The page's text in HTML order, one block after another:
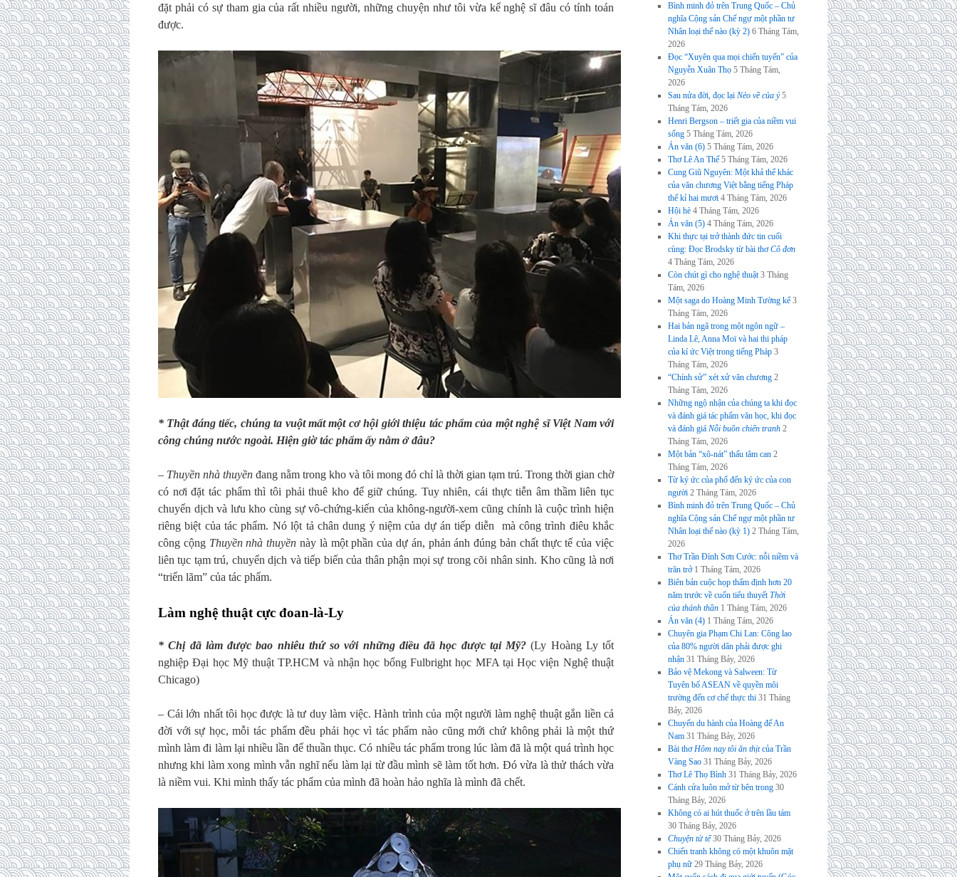
đặt phải có sự tham gia của rất nhiều người, những chuyện như tôi vừa kể nghệ sĩ đâu có tính toán
được.
* Thật đáng tiếc, chúng ta vuột mất một cơ hội giới thiệu tác phẩm của một nghệ sĩ Việt Nam với
công chúng nước ngoài. Hiện giờ tác phẩm ấy nằm ở đâu?
– Thuyền nhà thuyền đang nằm trong kho và tôi mong đó chỉ là thời gian tạm trú. Trong thời gian chờ
có nơi đặt tác phẩm thì tôi phải thuê kho để giữ chúng. Tuy nhiên, cái thực tiễn âm thầm liên tục
chuyển dịch và lưu kho cùng sự vô-chứng-kiến của không-người-xem cũng chính là cuộc trình hiện
riêng biệt của tác phẩm. Nó lột tả chân dung ý niệm của dự án tiếp diễn mà công trình điêu khắc
công cộng Thuyền nhà thuyền này là một phần của dự án, phản ánh đúng bản chất thực tế của việc
liên tục tạm trú, chuyển dịch và tiếp biến của thân phận mọi sự trong cõi nhân sinh. Kho cũng là nơi
“triển lãm” của tác phẩm.
Làm nghệ thuật cực đoan-là-Ly
* Chị đã làm được bao nhiêu thứ so với những điều đã học được tại Mỹ?(Ly Hoàng Ly tốt
nghiệp Đại học Mỹ thuật TP.HCM và nhận học bổng Fulbright học MFA tại Học viện Nghệ thuật
Chicago)
– Cái lớn nhất tôi học được là tư duy làm việc. Hành trình của một người làm nghệ thuật gắn liền cả
đời với sự học, mỗi tác phẩm đều phải học vì tác phẩm nào cũng mới chứ không phải là một thứ
mình làm đi làm lại nhiều lần để thuần thục. Có nhiều tác phẩm trong lúc làm đã là một quá trình học
nhưng khi làm xong mình vẫn nghĩ nếu làm lại từ đầu mình sẽ làm tốt hơn. Đó vừa là thử thách vừa
là niềm vui. Khi mình thấy tác phẩm của mình đã hoàn hảo nghĩa là mình đã chết.
Bình minh đỏ trên Trung Quốc – Chủ
nghĩa Cộng sản Chế ngự một phần tư
Nhân loại thế nào (kỳ 2) 6 Tháng Tám,
2026
Đọc “Xuyên qua mọi chiến tuyến” của
Nguyễn Xuân Thọ 5 Tháng Tám,
2026
Sau nửa đời, đọc lại Nẻo về của ý 5
Tháng Tám, 2026
Henri Bergson – triết gia của niềm vui
sống 5 Tháng Tám, 2026
Án văn (6) 5 Tháng Tám, 2026
Thơ Lê An Thế 5 Tháng Tám, 2026
Cung Giũ Nguyên: Một khả thể khác
của văn chương Việt bằng tiếng Pháp
thế kỉ hai mươi 4 Tháng Tám, 2026
Hội hè 4 Tháng Tám, 2026
Án văn (5) 4 Tháng Tám, 2026
Khi thực tại trở thành đức tin cuối
cùng: Đọc Brodsky từ bài thơCô đơn
4 Tháng Tám, 2026
Còn chút gì cho nghệ thuật 3 Tháng
Tám, 2026
Một saga do Hoàng Minh Tường kể 3
Tháng Tám, 2026
Hai bản ngã trong một ngôn ngữ –
Linda Lê, Anna Moï và hai thi pháp
của kí ức Việt trong tiếng Pháp 3
Tháng Tám, 2026
“Chính sử” xét xử văn chương 2
Tháng Tám, 2026
Những ngộ nhận của chúng ta khi đọc
và đánh giá tác phẩm văn học, khi đọc
và đánh giá Nỗi buồn chiến tranh 2
Tháng Tám, 2026
Một bản “xô-nát” thấu tâm can 2
Tháng Tám, 2026
Từ ký ức của phố đến ký ức của con
người 2 Tháng Tám, 2026
Bình minh đỏ trên Trung Quốc – Chủ
nghĩa Cộng sản Chế ngự một phần tư
Nhân loại thế nào (kỳ 1) 2 Tháng Tám,
2026
Thơ Trần Đình Sơn Cước: nỗi niềm và
trăn trở 1 Tháng Tám, 2026
Biên bản cuộc họp thẩm định hơn 20
năm trước về cuốn tiểu thuyếtThời
của thánh thần 1 Tháng Tám, 2026
Án văn (4) 1 Tháng Tám, 2026
Chuyên gia Phạm Chi Lan: Công lao
của 80% người dân phải được ghi
nhận 31 Tháng Bảy, 2026
Bảo vệ Mekong và Salween: Từ
Tuyên bố ASEAN về quyền môi
trường đến cơ chế thực thi 31 Tháng
Bảy, 2026
Chuyến du hành của Hoàng đế An
Nam 31 Tháng Bảy, 2026
Bài thơHôm nay tôi ăn thịtcủa Trần
Vàng Sao 31 Tháng Bảy, 2026
Thơ Lê Thọ Bình 31 Tháng Bảy, 2026
Cánh cửa luôn mở từ bên trong 30
Tháng Bảy, 2026
Không có ai hút thuốc ở trên lầu tám
30 Tháng Bảy, 2026
Chuyện tử tế 30 Tháng Bảy, 2026
Chiến tranh không có một khuôn mặt
phụ nữ 29 Tháng Bảy, 2026